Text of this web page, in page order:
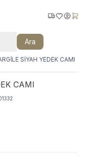
Ara
Kargo Takip
Favorilerim
SİYAH YEDEK CAMI
CAMI